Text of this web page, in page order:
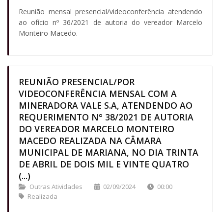
Reunião mensal presencial/videoconferência atendendo
ao ofício nº 36/2021 de autoria do vereador Marcelo
Monteiro Macedo.
REUNIÃO PRESENCIAL/POR
VIDEOCONFERÊNCIA MENSAL COM A
MINERADORA VALE S.A, ATENDENDO AO
REQUERIMENTO N° 38/2021 DE AUTORIA
DO VEREADOR MARCELO MONTEIRO
MACEDO REALIZADA NA CÂMARA
MUNICIPAL DE MARIANA, NO DIA TRINTA
DE ABRIL DE DOIS MIL E VINTE QUATRO
(...)
Outras Atividades 02/09/2024
00:00
Realizada